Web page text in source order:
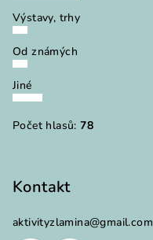
Výstavy, trhy
Od známých
Jiné
Počet hlasů:78
Kontakt
aktivityzlamina@gmail.com